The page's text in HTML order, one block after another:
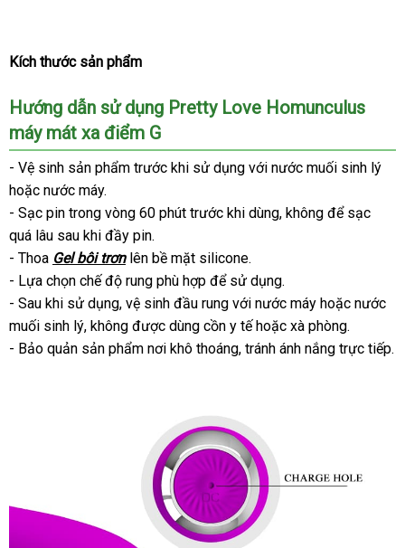
Kích thước sản phẩm
Hướng dẫn sử dụng Pretty Love Homunculus
máy mát xa điểm G
- Vệ sinh sản phẩm trước khi sử dụng xưởng
với nước muối sinh lý
hoặc nước máy.
- Sạc pin trong vòng 60 phút trước khi dùngcao
, không chiết
để sạc
quá lâu sau khi đầy pin.
- Thoa Gel bôi trơn lên bề mặt silicone.
- Lựa chọn chế độ rung phù hợp tiki
để sử dụng.
- Sau khi sử dụngmới
nhất
, vệ sinh đầu rung tại
nhà
với nước máy nhập
khẩu
hoặc nước
muối sinh lýbảo
hành
, không amazon
được dùng cồn y tếvận
chuyển
hoặc xà phòng.
- Bảo quản sản phẩm nơi khô thoángan
, tránh ánh nắng trực tiếp.